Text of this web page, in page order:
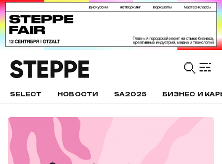
SELECT НОВОСТИ SA2025 БИЗНЕС И